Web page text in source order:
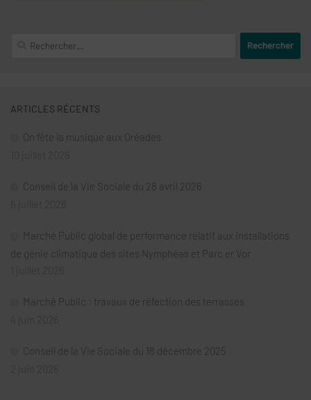
Rechercher :
ARTICLES RÉCENTS
On fête la musique aux Oréades
Conseil de la Vie Sociale du 28 avril 2026
Marché Public global de performance relatif aux installations
de génie climatique des sites Nymphéas et Parc er Vor
Marché Public : travaux de réfection des terrasses
Conseil de la Vie Sociale du 18 décembre 2025